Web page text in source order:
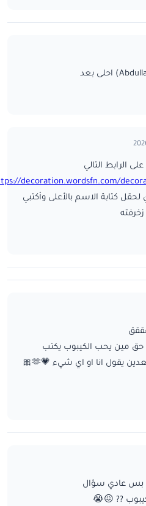
الرابط التالي
decoration.wordsfn.com/
كتابة الاسم بالأعلى وأكتبي
حق مين يحب الكيبوب يكتب
يقول انا او اي شيء 💗🫶🎀
بس عادي سؤال
?? 😖😭